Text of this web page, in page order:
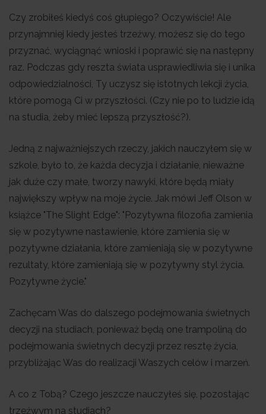
Czy zrobiłeś kiedyś coś głupiego? Oczywiście! Ale
przynajmniej kiedy jesteś trzeźwy, możesz się do tego
przyznać, wyciągnąć wnioski i poprawić się na następny
raz. Podczas gdy reszta świata usprawiedliwia się i unika
odpowiedzialności, Ty uczysz się istotnych lekcji życia,
które pomogą Ci w przyszłości. (Czy nie po to ludzie idą
na studia, żeby mieć lepszą przyszłość?).
Jedną z najważniejszych rzeczy, jakich nauczyłem się w
szkole, było to, że każda decyzja i działanie, nieważne
jak duże czy małe, tworzy nawyki, które będą miały
największy wpływ na moje życie. Jak mówi Jeff Olson w
książce "The Slight Edge": "Pozytywna filozofia zamienia
się w pozytywne nastawienie, które zamienia się w
pozytywne działania, które zamieniają się w pozytywne
rezultaty, które zamieniają się w pozytywny styl życia.
Pozytywne życie."
Zachęcam Was do dalszego podejmowania świetnych
decyzji na studiach, ponieważ będą one trampoliną do
podejmowania świetnych decyzji przez resztę życia,
przybliżając Was do realizacji Waszych celów i marzeń.
A co z Tobą? Czego jeszcze nauczyłeś się, pozostając
trzeźwym na studiach?